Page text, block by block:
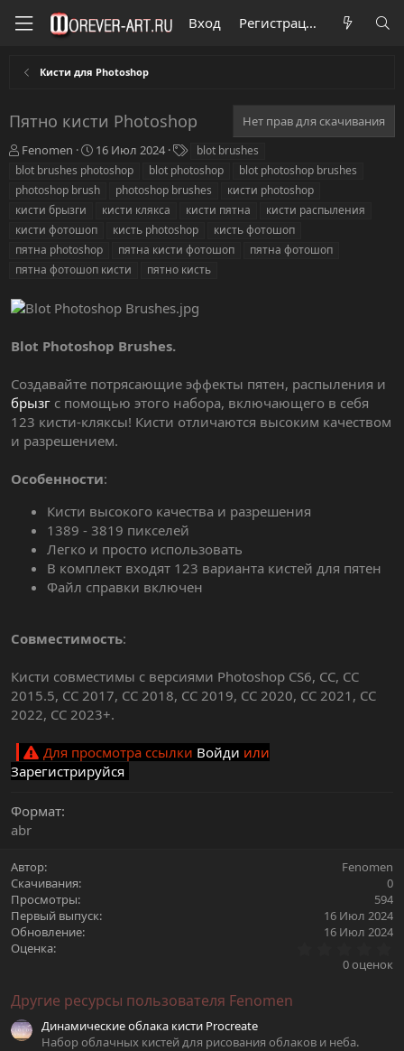
Вход Регистрация
Кисти для Photoshop
Пятно кисти Photoshop
Нет прав для скачивания
А
в
т
о
р
Fenomen
Д
а
т
а
о
з
и
16 Июл 2024
е
и
blot brushes
blot brushes photoshop
blot photoshop
blot photoshop brushes
photoshop brush
photoshop brushes
кисти photoshop
кисти брызги
кисти клякса кисти пятна
кисти распыления
кисти фотошоп
кисть photoshop
кисть фотошоп
пятна photoshop
пятна кисти фотошоп
пятна фотошоп
пятна фотошоп кисти
пятно кисть
Blot Photoshop Brushes.
Создавайте потрясающие эффекты пятен, распыления и
брызг с помощью этого набора, включающего в себя
123 кисти-кляксы! Кисти отличаются высоким качеством
и разрешением.
Особенности:
Кисти высокого качества и разрешения
1389 - 3819 пикселей
Легко и просто использовать
В комплект входят 123 варианта кистей для пятен
Файл справки включен
Совместимость:
Кисти совместимы с версиями Photoshop CS6, CC, CC
2015.5, CC 2017, CC 2018, CC 2019, CC 2020, CC 2021, CC
2022, CC 2023+.
Для просмотра ссылки Войди или
Зарегистрируйся
Формат
abr
Автор
Fenomen
Скачивания
0
Просмотры
594
Первый выпуск
16 Июл 2024
Обновление
16 Июл 2024
Оценка
0
0 оценок
Другие ресурсы пользователя Fenomen
Динамические облака кисти Procreate
Набор облачных кистей для рисования облаков и неба.